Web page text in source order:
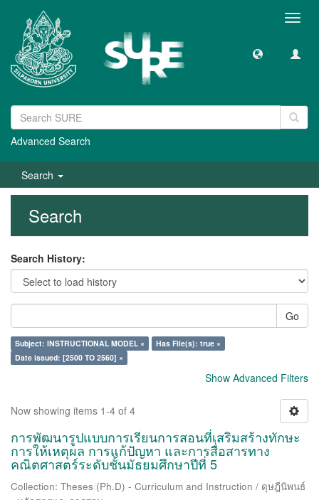
Advanced Search
Search
Search
Search History:
Go
Subject: INSTRUCTIONAL MODEL ×
Has File(s): true ×
Date issued: [2500 TO 2560] ×
Show Advanced Filters
Now showing items 1-4 of 4
การพัฒนารูปแบบการเรียนการสอนที่เสริมสร้างทักษะ
การให้เหตุผล การแก้ปัญหา และการสื่อสารทาง
คณิตศาสตร์ระดับชั้นมัธยมศึกษาปีที่ 5
Collection: Theses (Ph.D) - Curriculum and Instruction / ดุษฎีนิพนธ์